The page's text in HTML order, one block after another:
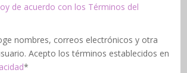
de acuerdo con los Términos del
Acepto los términos establecidos en
*